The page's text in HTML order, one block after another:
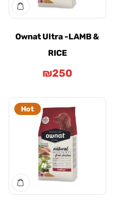
Ownat Ultra -LAMB &
₪
Hot